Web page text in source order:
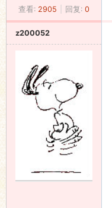
» ›
查看: 2905 回复: 0
z200052